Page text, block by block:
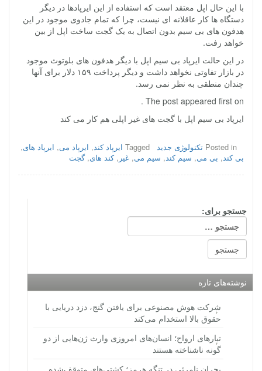
با این حال اپل معتقد است که استفاده از این ایرپادها در دیگر
دستگاه ها کار عاقلانه ای نیست، چرا که تمام جادوی موجود در این
هدفون های بی سیم بدون اتصال به یک گجت ساخت اپل از بین
خواهد رفت.
در این حالت ایرپاد بی سیم اپل با دیگر هدفون های بلوتوث موجود
در بازار تفاوتی نخواهد داشت و دیگر پرداخت ۱۵۹ دلار برای آنها
چندان منطقی به نظر نمی رسد.
The post appeared first on .
ایرپاد بی سیم اپل با گجت های غیر اپلی هم کار می کند
Posted in تکنولوژی جدید Tagged ایرپاد کند, ایرپاد می, ایرپاد های,
بی کند, بی می, سیم کند, سیم می, غیر ,کند های,گجت
جستجو برای:
نوشته‌های تازه
شرکت هوش مصنوعی برای یافتن گنج، دزد دریایی با
حقوق بالا استخدام می‌کند
تبارهای ارواح؛ انسان‌های امروزی وارث ژن‌هایی از دو
گونه ناشناخته هستند
بحران نامرئی در تنگه هرمز؛ کشتی‌های متوقف‌شده